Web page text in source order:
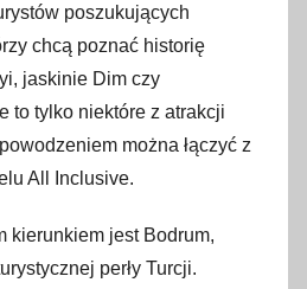
poszukujących
chcą poznać historię
jaskinie Dim czy
to tylko niektóre z atrakcji
można łączyć z
All Inclusive.
kierunkiem jest Bodrum,
perły Turcji.